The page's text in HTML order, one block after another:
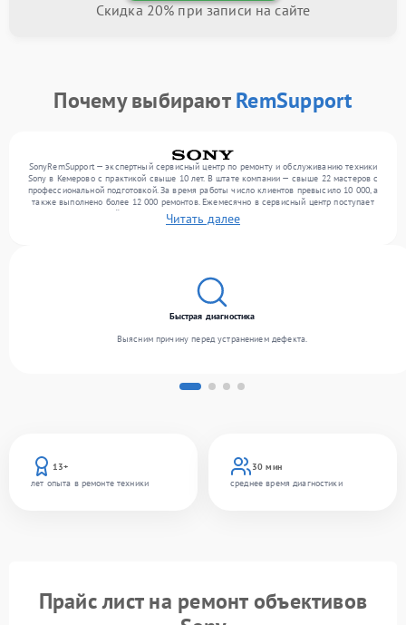
Скидка 20% при записи на сайте
Почему выбираютRemSupport
SonyRemSupport — экспертный сервисный центр по ремонту и обслуживанию техники
Sony в Кемерово с практикой свыше 10 лет. В штате компании — свыше 22 мастеров с
профессиональной подготовкой. За время работы число клиентов превысило 10 000, а
также выполнено более 12 000 ремонтов. Ежемесячно в сервисный центр поступает
более 300 устройств, включая , , . Мы выполняем ремонт различного уровня
сложности и обеспечиваем надежный результат благодаря использованию
Читать далее
13+
лет опыта в ремонте техники
30 мин
среднее время диагностики
Быстрая диагностика
Выясним причину перед устранением дефекта.
Прайс лист на ремонт объективов